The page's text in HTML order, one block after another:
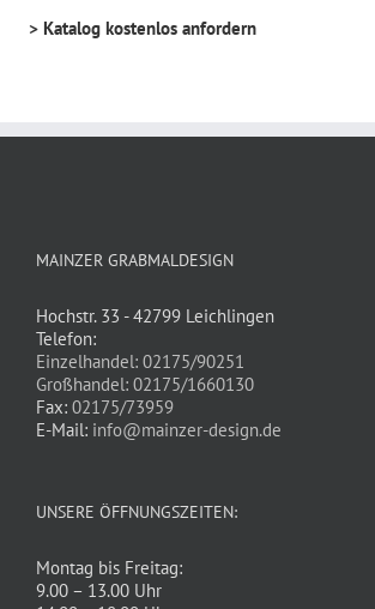
> Katalog kostenlos anfordern
MAINZER GRABMALDESIGN
Hochstr. 33 - 42799 Leichlingen
Telefon:
Einzelhandel: 02175/90251
Großhandel: 02175/1660130
Fax: 02175/73959
E-Mail: info@mainzer-design.de
UNSERE ÖFFNUNGSZEITEN:
Montag bis Freitag:
9.00 – 13.00 Uhr